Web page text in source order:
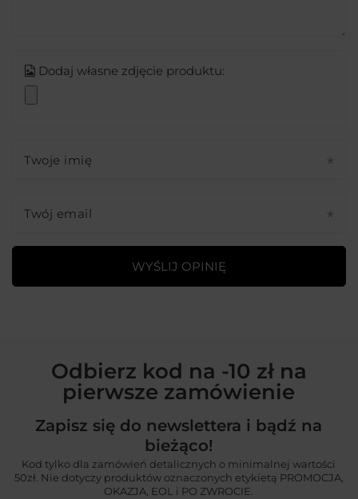
Dodaj własne zdjęcie produktu:
Twoje imię
Twój email
WYŚLIJ OPINIĘ
Odbierz kod na -10 zł na
pierwsze zamówienie
Zapisz się do newslettera i bądź na
bieżąco!
Kod tylko dla zamówień detalicznych o minimalnej wartości
50zł. Nie dotyczy produktów oznaczonych etykietą PROMOCJA,
OKAZJA, EOL i PO ZWROCIE.